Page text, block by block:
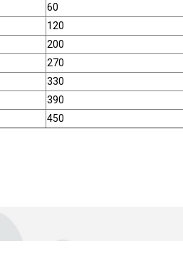
60
120
200
270
330
390
450